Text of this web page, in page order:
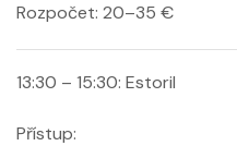
Rozpočet: 20–35 €
13:30 – 15:30: Estoril
Přístup: